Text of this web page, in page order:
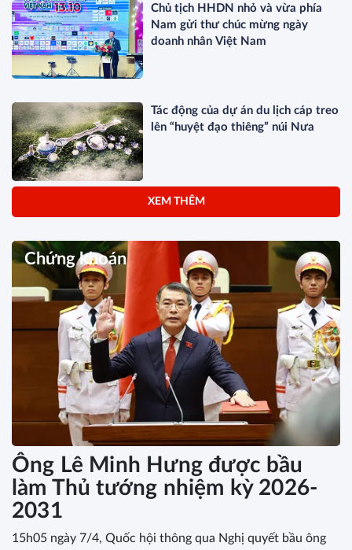
Chủ tịch HHDN nhỏ và vừa phía
Nam gửi thư chúc mừng ngày
doanh nhân Việt Nam
Tác động của dự án du lịch cáp treo
lên “huyệt đạo thiêng” núi Nưa
XEM THÊM
Chứng khoán
Ông Lê Minh Hưng được bầu
làm Thủ tướng nhiệm kỳ 2026-
2031
15h05 ngày 7/4, Quốc hội thông qua Nghị quyết bầu ông